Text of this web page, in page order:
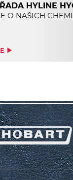
HYLINE
O NAŠICH